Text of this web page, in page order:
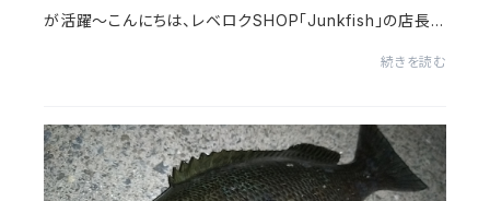
が活躍～こんにちは、レベロクSHOP「Junkfish」の店長で
続きを読む